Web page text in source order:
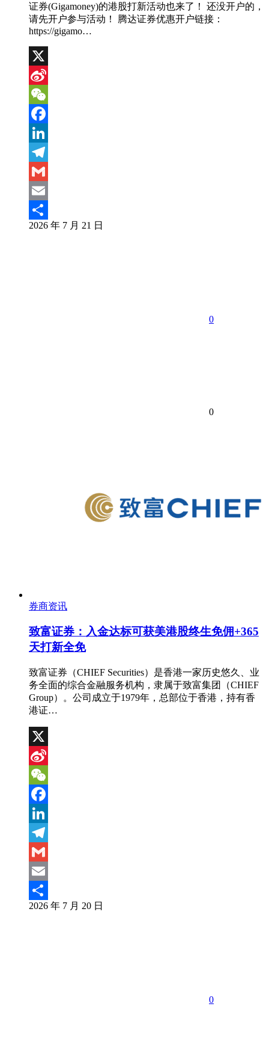
证券(Gigamoney)的港股打新活动也来了！ 还没开户的，
请先开户参与活动！ 腾达证券优惠开户链接：
https://gigamo…
X
Sina
Weibo
WeChat
Facebook
LinkedIn
Telegram
Gmail
Email
分
2026 年 7 月 21 日
0
0
券商资讯
致富证券：入金达标可获美港股终生免佣+365
天打新全免
致富证券（CHIEF Securities）是香港一家历史悠久、业
务全面的综合金融服务机构，隶属于致富集团（CHIEF
Group）。公司成立于1979年，总部位于香港，持有香
港证…
X
Sina
Weibo
WeChat
Facebook
LinkedIn
Telegram
Gmail
Email
分
2026 年 7 月 20 日
0